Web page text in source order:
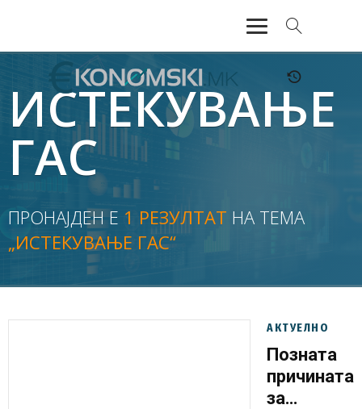
АКТУЕЛНО
ЕКОНОМИЈА
ФИНАНСИИ
БАНКАРСТВО
ЖИВОТ
МОЗАИК
ИСТЕКУВАЊЕ
ГАС
ПРОНАЈДЕН Е 1 РЕЗУЛТАТ НА ТЕМА
„ИСТЕКУВАЊЕ ГАС“
АКТУЕЛНО
Позната
причината
за